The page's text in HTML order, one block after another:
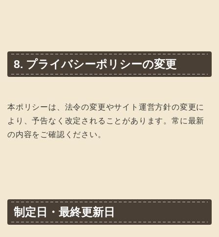
8. プライバシーポリシーの変更
本ポリシーは、法令の変更やサイト運営方針の変更に
より、予告なく改定されることがあります。常に最新
の内容をご確認ください。
制定日・最終更新日